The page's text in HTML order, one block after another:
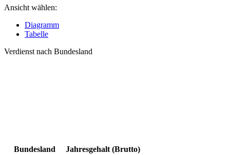
Ansicht wählen:
Diagramm
Tabelle
Verdienst nach Bundesland
Bundesland
Jahresgehalt (Brutto)